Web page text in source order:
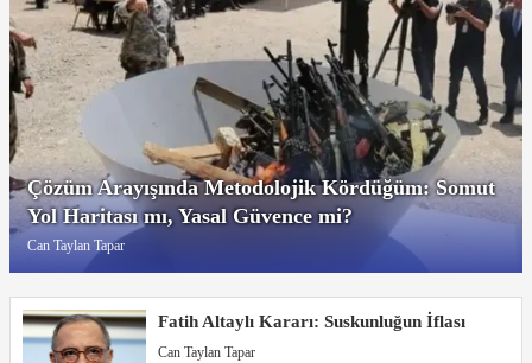
Çözüm Arayışında Metodolojik Kördüğüm: Somut
Yol Haritası mı, Yasal Güvence mi?
Can Taylan Tapar
Fatih Altaylı Kararı: Suskunluğun İflası
Can Taylan Tapar